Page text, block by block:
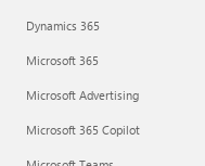
Dynamics 365
Microsoft 365
Microsoft Advertising
Microsoft 365 Copilot